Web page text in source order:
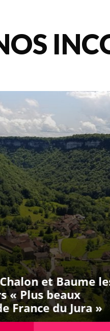
les
»
Haute-
Saint-
Situé au
des